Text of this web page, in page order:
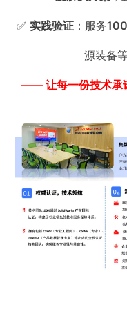
✅ 实践验证：服务
源装备
—— 让每一份技术承